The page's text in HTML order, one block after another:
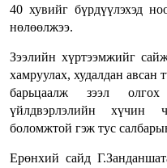
40 хувийг бүрдүүлэхэд
нөлөөлжээ.
Зээлийн хүртээмжийг
хамруулах, худалдан авсан
барьцаалж зээл
үйлдвэрлэлийн хүчин
боломжтой гэж тус
Ерөнхий сайд